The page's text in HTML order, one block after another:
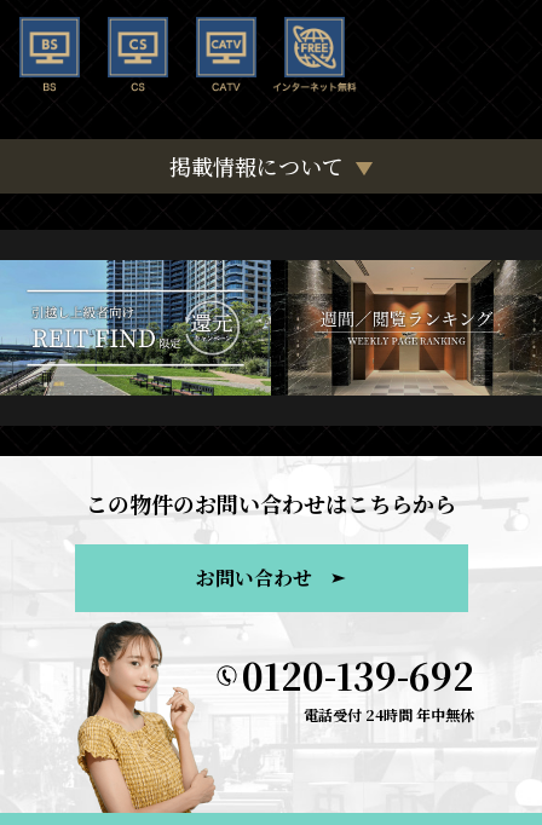
掲載情報について
この物件のお問い合わせはこちらから
お問い合わせ
0120-139-692
電話受付 24時間 年中無休